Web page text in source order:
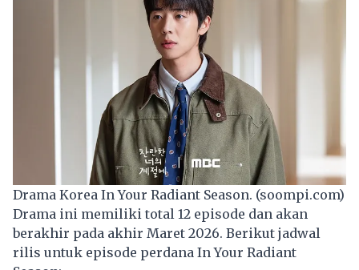
Drama Korea In Your Radiant Season. (soompi.com)
Drama ini memiliki total 12 episode dan akan
berakhir pada akhir Maret 2026. Berikut jadwal
rilis untuk episode perdana In Your Radiant